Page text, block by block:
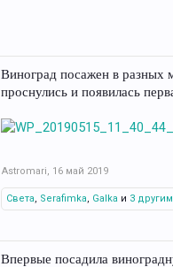
Виноград посажен в разных
проснулись и появилась
Astromari, 16 май 2019
Света, Serafimka, Galka и 3 другим
Впервые посадила